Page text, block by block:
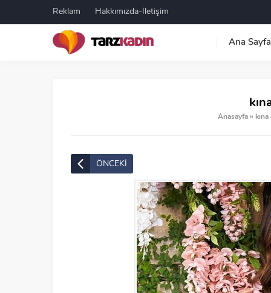
Reklam Hakkımızda-İletişim
Ana Sayfa
Anasayfa »
ÖNCEKİ